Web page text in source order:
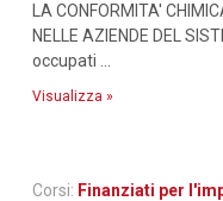
LA CONFORMITA'
NELLE AZIENDE DEL
occupati ...
Visualizza »
Corsi: Finanziati per